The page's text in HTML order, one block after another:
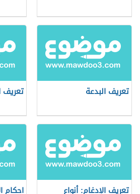
تعريف البدعة تعريف
تعريف الإدغام: أنواع احكام